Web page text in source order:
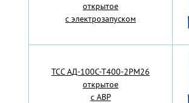
открытое
с электрозапуском
TCC АД-100С-Т400-2РМ26
открытое
с АВР